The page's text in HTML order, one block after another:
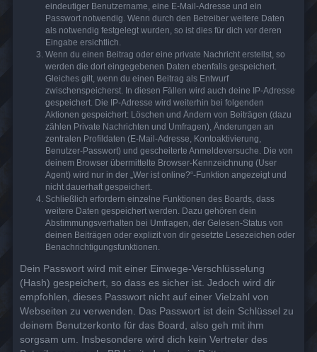
eindeutiger Benutzername, eine E-Mail-Adresse und ein
Passwort notwendig. Wenn durch den Betreiber weitere Daten
als notwendig festgelegt wurden, so ist dies für dich vor deren
Eingabe ersichtlich.
Wenn du einen Beitrag oder eine private Nachricht erstellst, so
werden die dort eingegebenen Daten ebenfalls gespeichert.
Gleiches gilt, wenn du einen Beitrag als Entwurf
zwischenspeicherst. In diesen Fällen wird auch deine IP-Adresse
gespeichert. Die IP-Adresse wird weiterhin bei folgenden
Aktionen gespeichert: Löschen und Ändern von Beiträgen (dazu
zählen Private Nachrichten und Umfragen), Änderungen an
zentralen Profildaten (E-Mail-Adresse, Kontoaktivierung,
Benutzer-Passwort) und gescheiterte Anmeldeversuche. Die von
deinem Browser übermittelte Browser-Kennzeichnung (User
Agent) wird nur in der „Wer ist online?“-Funktion angezeigt und
nicht dauerhaft gespeichert.
Schließlich erfordern einzelne Funktionen des Boards, dass
weitere Daten gespeichert werden. Dazu gehören dein
Abstimmungsverhalten bei Umfragen, der Gelesen-Status von
deinen Beiträgen oder explizit von dir gesetzte Lesezeichen oder
Benachrichtigungsfunktionen.
Dein Passwort wird mit einer Einwege-Verschlüsselung
(Hash) gespeichert, so dass es sicher ist. Jedoch wird dir
empfohlen, dieses Passwort nicht auf einer Vielzahl von
Webseiten zu verwenden. Das Passwort ist dein Schlüssel zu
deinem Benutzerkonto für das Board, also geh mit ihm
sorgsam um. Insbesondere wird dich kein Vertreter des